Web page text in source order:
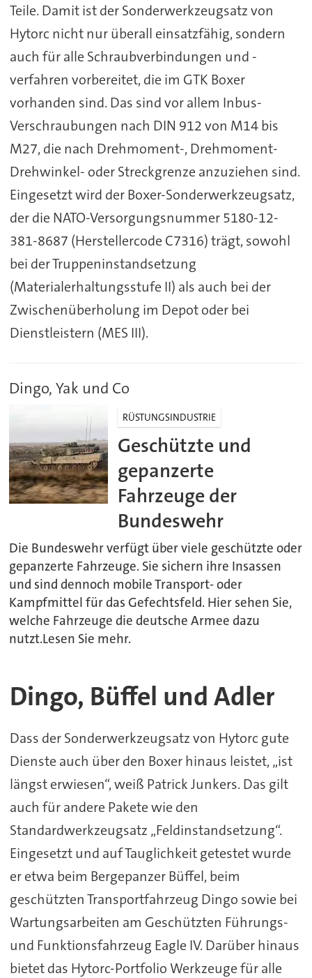
Teile. Damit ist der Sonderwerkzeugsatz von
Hytorc nicht nur überall einsatzfähig, sondern
auch für alle Schraubverbindungen und -
verfahren vorbereitet, die im GTK Boxer
vorhanden sind. Das sind vor allem Inbus-
Verschraubungen nach DIN 912 von M14 bis
M27, die nach Drehmoment-, Drehmoment-
Drehwinkel- oder Streckgrenze anzuziehen sind.
Eingesetzt wird der Boxer-Sonderwerkzeugsatz,
der die NATO-Versorgungsnummer 5180-12-
381-8687 (Herstellercode C7316) trägt, sowohl
bei der Truppeninstandsetzung
(Materialerhaltungsstufe II) als auch bei der
Zwischenüberholung im Depot oder bei
Dienstleistern (MES III).
Dingo, Yak und Co
RÜSTUNGSINDUSTRIE
Geschützte und
gepanzerte
Fahrzeuge der
Bundeswehr
Die Bundeswehr verfügt über viele geschützte oder
gepanzerte Fahrzeuge. Sie sichern ihre Insassen
und sind dennoch mobile Transport- oder
Kampfmittel für das Gefechtsfeld. Hier sehen Sie,
welche Fahrzeuge die deutsche Armee dazu
nutzt.Lesen Sie mehr.
Dingo, Büffel und Adler
Dass der Sonderwerkzeugsatz von Hytorc gute
Dienste auch über den Boxer hinaus leistet, „ist
längst erwiesen“, weiß Patrick Junkers. Das gilt
auch für andere Pakete wie den
Standardwerkzeugsatz „Feldinstandsetzung“.
Eingesetzt und auf Tauglichkeit getestet wurde
er etwa beim Bergepanzer Büffel, beim
geschützten Transportfahrzeug Dingo sowie bei
Wartungsarbeiten am Geschützten Führungs-
und Funktionsfahrzeug Eagle IV. Darüber hinaus
bietet das Hytorc-Portfolio Werkzeuge für alle